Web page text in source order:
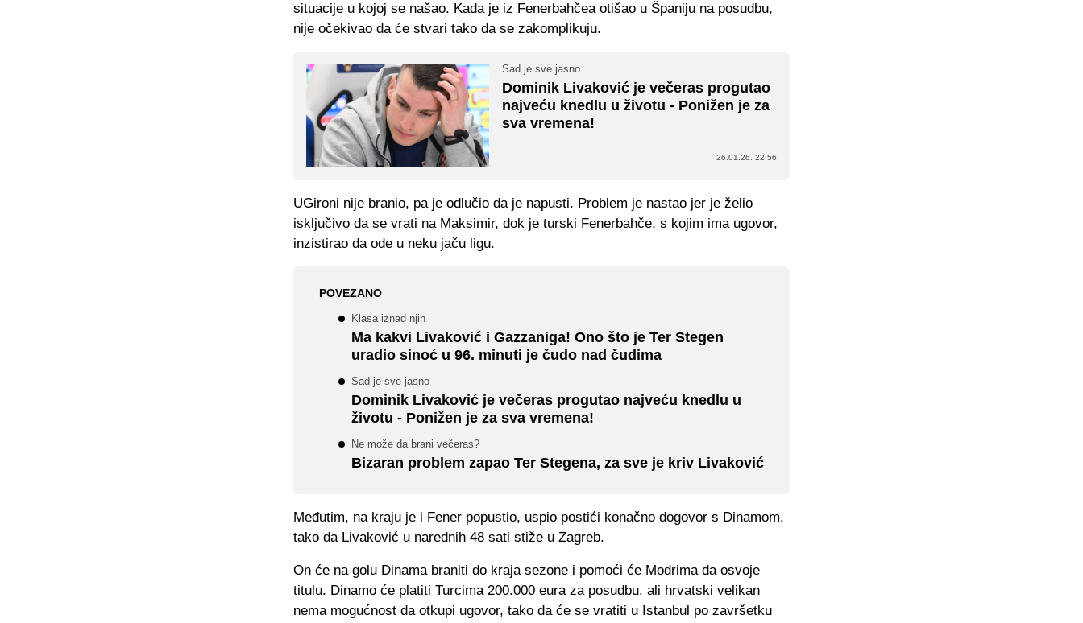
situacije u kojoj se našao. Kada je iz Fenerbahčea otišao u Španiju na posudbu,
nije očekivao da će stvari tako da se zakomplikuju.
Sad je sve jasno
Dominik Livaković je večeras progutao
najveću knedlu u životu - Ponižen je za
sva vremena!
26.01.26. 22:56
UGironi nije branio, pa je odlučio da je napusti. Problem je nastao jer je želio
isključivo da se vrati na Maksimir, dok je turski Fenerbahče, s kojim ima ugovor,
inzistirao da ode u neku jaču ligu.
POVEZANO
Klasa iznad njih
Ma kakvi Livaković i Gazzaniga! Ono što je Ter Stegen
uradio sinoć u 96. minuti je čudo nad čudima
Sad je sve jasno
Dominik Livaković je večeras progutao najveću knedlu u
životu - Ponižen je za sva vremena!
Ne može da brani večeras?
Bizaran problem zapao Ter Stegena, za sve je kriv Livaković
Međutim, na kraju je i Fener popustio, uspio postići konačno dogovor s Dinamom,
tako da Livaković u narednih 48 sati stiže u Zagreb.
On će na golu Dinama braniti do kraja sezone i pomoći će Modrima da osvoje
titulu. Dinamo će platiti Turcima 200.000 eura za posudbu, ali hrvatski velikan
nema mogućnost da otkupi ugovor, tako da će se vratiti u Istanbul po završetku